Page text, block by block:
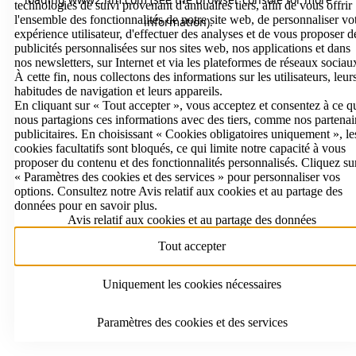
information).
technologies de suivi provenant d'annuaires tiers, afin de vous offrir
l'ensemble des fonctionnalités de notre site web, de personnaliser
expérience utilisateur, d'effectuer des analyses et de vous proposer
publicités personnalisées sur nos sites web, nos applications et dans
nos newsletters, sur Internet et via les plateformes de réseaux
À cette fin, nous collectons des informations sur les utilisateurs,
habitudes de navigation et leurs appareils.
En cliquant sur « Tout accepter », vous acceptez et consentez à ce
nous partagions ces informations avec des tiers, comme nos
publicitaires. En choisissant « Cookies obligatoires uniquement »,
cookies facultatifs sont bloqués, ce qui limite notre capacité à vous
proposer du contenu et des fonctionnalités personnalisés. Cliquez
« Paramètres des cookies et des services » pour personnaliser vos
options. Consultez notre Avis relatif aux cookies et au partage des
données pour en savoir plus.
Avis relatif aux cookies et au partage des données
Tout accepter
Uniquement les cookies nécessaires
Paramètres des cookies et des services